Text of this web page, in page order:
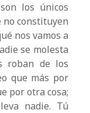
los únicos
no constituyen
nos vamos a
se molesta
roban de los
que más por
por otra cosa;
nadie. Tú